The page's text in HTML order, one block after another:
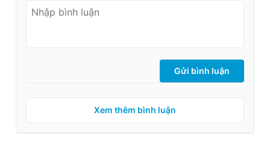
Gửi bình luận
Xem thêm bình luận